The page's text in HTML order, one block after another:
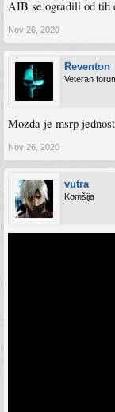
AIB se ogradili od tih
Nov 26, 2020
Reventon
Veteran
Mozda je msrp
Nov 26, 2020
vutra
Komšija